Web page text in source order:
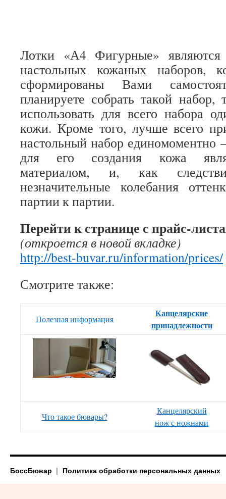
Лотки «А4 Фигурные» являются
настольных кожаных наборов,
сформированы Вами
планируете собрать такой
использовать для всего набора
кожи. Кроме того, лучше всего
настольный набор единомоментно
для его создания кожа
материалом, и, как
незначительные колебания
партии к партии.
Перейти к странице с прайс-
(откроется в новой вкладке)
http://best-buvar.ru/information/prices/
Смотрите также:
Полезная информация
Канцелярские
принадлежности
Что такое бювары?
Канцелярский
нож с ножнами
БоссБювар Политика обработки персональных данных